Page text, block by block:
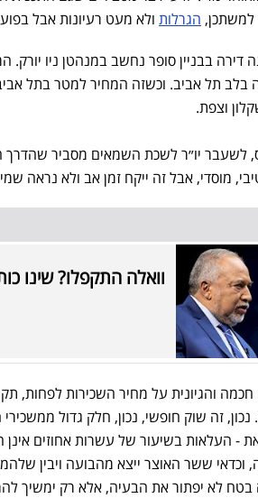
הגרלות ולא מעט רעיונות אבל
בבניין סופר נחשב במנהטן ניו יורק.
בלב תל אביב. וכשזה המחיר למטר בתל
וצפת.
לשעבר יו״ר לשכת השמאים מסביר שהדרך
מוסדי, אבל זה ייקח זמן אב ולא נראה
וואלה התקפלו? שינו
חכמה והגיונית על מחיר השכירות לפחות,
זה שוק חופשי, נכון, חלק גדול ממשכירי
- העלאות בשיעור של עשרות אחוזים
וכדאי ששר האוצר ייצא מהבועה ויבין
בטח לא יפתור את הבעיה, אלא רק ימשיך